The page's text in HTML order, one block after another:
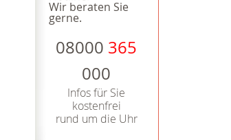
Wir beraten Sie
gerne.
08000 365
000
Infos für Sie
kostenfrei
rund um die Uhr